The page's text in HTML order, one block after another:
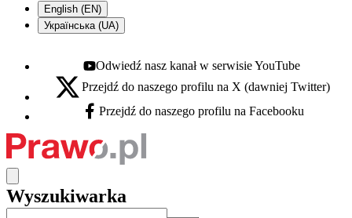
English (EN)
Українська (UA)
Youtube - otwiera się w nowej karcie
Odwiedź nasz kanał w serwisie YouTube
X - otwiera się w nowej karcie
Przejdź do naszego profilu na X (dawniej Twitter)
Facebook - otwiera się w nowej karcie
Przejdź do naszego profilu na Facebooku
Wyszukiwarka